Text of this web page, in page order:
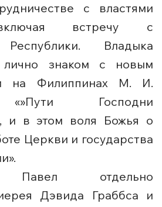
с властями
встречу с
Владыка
лично знаком с новым
на Филиппинах М. И.
Господни
и в этом воля Божья о
Церкви и государства
Павел отдельно
Дэвида Граббса и